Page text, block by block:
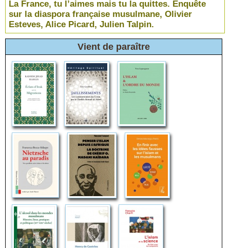
La France, tu l’aimes mais tu la quittes. Enquête
sur la diaspora française musulmane, Olivier
Esteves, Alice Picard, Julien Talpin.
Vient de paraître